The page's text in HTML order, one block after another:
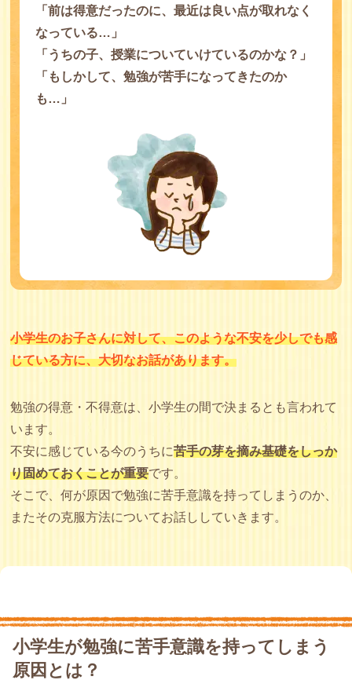
「前は得意だったのに、最近は良い点が取れなく
なっている…」
「うちの子、授業についていけているのかな？」
「もしかして、勉強が苦手になってきたのか
も…」
小学生のお子さんに対して、このような不安を少しでも感
じている方に、大切なお話があります。
勉強の得意・不得意は、小学生の間で決まるとも言われて
います。
不安に感じている今のうちに苦手の芽を摘み基礎をしっか
り固めておくことが重要です。
そこで、何が原因で勉強に苦手意識を持ってしまうのか、
またその克服方法についてお話ししていきます。
小学生が勉強に苦手意識を持ってしまう
原因とは？